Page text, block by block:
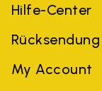
Hilfe-Center
My Account